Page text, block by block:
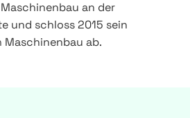
an der
und schloss 2015 sein
ab.